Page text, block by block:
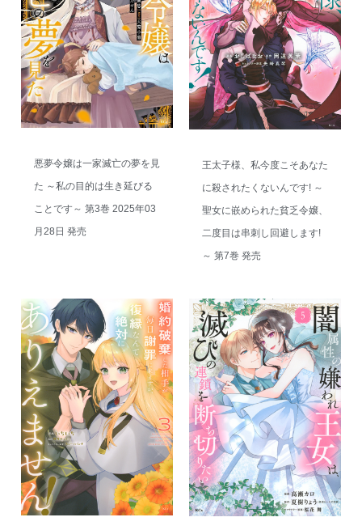
悪夢令嬢は一家滅亡の夢を見
た ～私の目的は生き延びる
ことです～ 第3巻 2025年03
月28日 発売
王太子様、私今度こそあなた
に殺されたくないんです! ～
聖女に嵌められた貧乏令嬢、
二度目は串刺し回避します!
～ 第7巻 発売